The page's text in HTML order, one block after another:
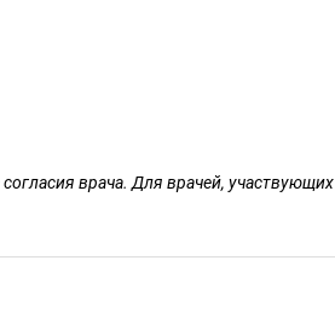
врача. Для врачей,